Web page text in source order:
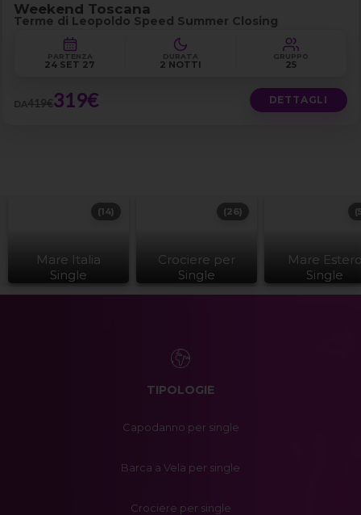
Weekend Toscana
Terme di Leopoldo Speed Summer Closing
PARTENZA
24 SET 27
DURATA
2 NOTTI
GRUPPO
25
DA419€319€ DETTAGLI
Mare Italia
Single
(14)
Crociere per
Single
(26)
Mare
Single
TIPOLOGIE
Capodanno per single
Barca a Vela per single
Crociere per single